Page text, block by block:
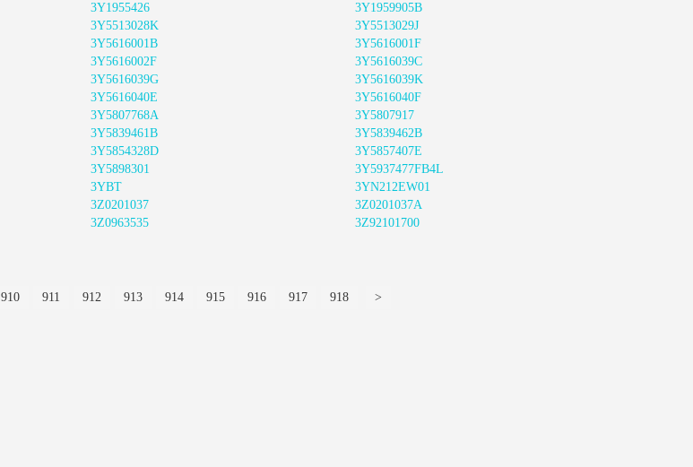
3Y1955426
3Y1959905B
3Y5513028K
3Y5513029J
3Y5616001B
3Y5616001F
3Y5616002F
3Y5616039C
3Y5616039G
3Y5616039K
3Y5616040E
3Y5616040F
3Y5807768A
3Y5807917
3Y5839461B
3Y5839462B
3Y5854328D
3Y5857407E
3Y5898301
3Y5937477FB4L
3YBT
3YN212EW01
3Z0201037
3Z0201037A
3Z0963535
3Z92101700
910 911 912 913 914 915 916 917 918 >